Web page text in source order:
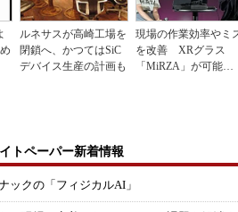
ルネサスが高崎工場を
閉鎖へ、かつてはSiC
デバイス生産の計画も
現場の作業効率やミ
を改善 XRグラス
「MiRZA」が可能に
トペーパー新着情報
ックの「フィジカルAI」